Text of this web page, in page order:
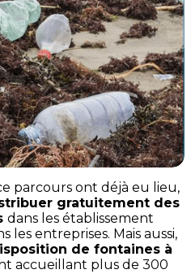
parcours ont déjà eu lieu,
gratuitement des
dans les établissement
entreprises. Mais aussi,
de fontaines à
accueillant plus de 300